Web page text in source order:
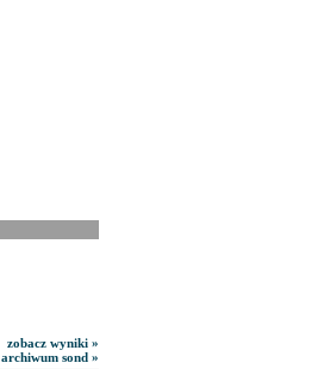
zobacz wyniki »
archiwum sond »